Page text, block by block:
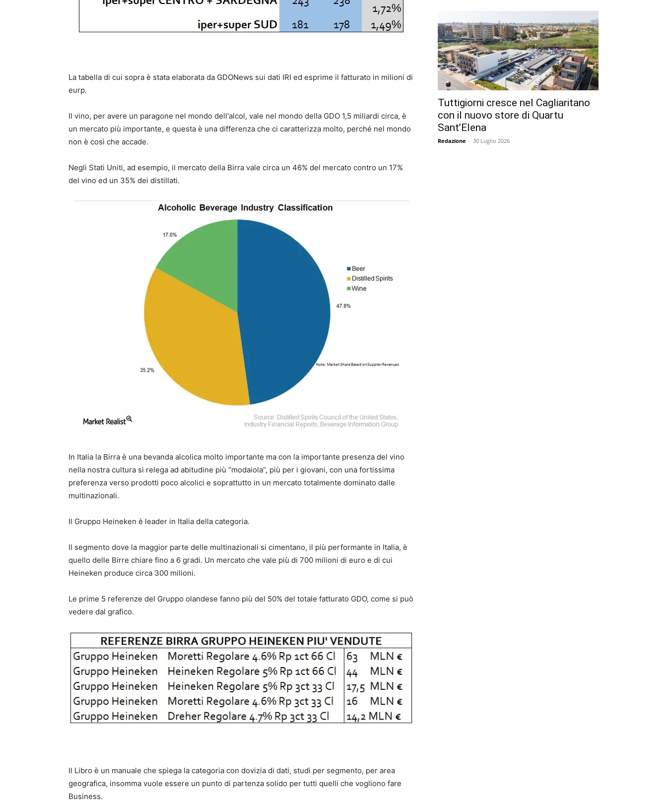
La tabella di cui sopra è stata elaborata da GDONews sui dati IRI ed esprime il fatturato in milioni di
eurp.
Il vino, per avere un paragone nel mondo dell'alcol, vale nel mondo della GDO 1,5 miliardi circa, è
un mercato più importante, e questa è una differenza che ci caratterizza molto, perché nel mondo
non è così che accade.
Negli Stati Uniti, ad esempio, il mercato della Birra vale circa un 46% del mercato contro un 17%
del vino ed un 35% dei distillati.
In Italia la Birra è una bevanda alcolica molto importante ma con la importante presenza del vino
nella nostra cultura si relega ad abitudine più “modaiola”, più per i giovani, con una fortissima
preferenza verso prodotti poco alcolici e soprattutto in un mercato totalmente dominato dalle
multinazionali.
Il Gruppo Heineken è leader in Italia della categoria.
Il segmento dove la maggior parte delle multinazionali si cimentano, il più performante in Italia, è
quello delle Birre chiare fino a 6 gradi. Un mercato che vale più di 700 milioni di euro e di cui
Heineken produce circa 300 milioni.
Le prime 5 referenze del Gruppo olandese fanno più del 50% del totale fatturato GDO, come si può
vedere dal grafico.
Il Libro è un manuale che spiega la categoria con dovizia di dati, studi per segmento, per area
geografica, insomma vuole essere un punto di partenza solido per tutti quelli che vogliono fare
Business.
Tuttigiorni cresce nel Cagliaritano
con il nuovo store di Quartu
Sant’Elena
Redazione - 30 Luglio 2026